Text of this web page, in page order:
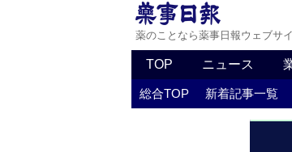
薬のことなら薬事日報ウェブサ
TOP ニュース
総合TOP 新着記事一覧